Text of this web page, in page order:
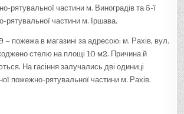
рятувальної частини м. Виноградів та 5-ї
рятувальної частини м. Іршава.
пожежа в магазині за адресою: м. Рахів, вул.
стелю на площі 10 м2. Причина й
На гасіння залучались дві одиниці
пожежно-рятувальної частини м. Рахів.